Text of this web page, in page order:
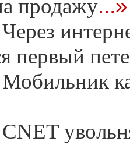
продажу...»
Через
первый
Мобильник
CNET